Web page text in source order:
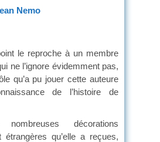
Nemo
le reproche à un membre
ne l’ignore évidemment pas,
qu’a pu jouer cette auteure
de l’histoire de
décorations
étrangères qu’elle a reçues,